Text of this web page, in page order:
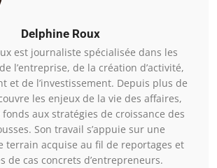
Delphine Roux
est journaliste spécialisée dans les
l’entreprise, de la création d’activité,
et de l’investissement. Depuis plus de
les enjeux de la vie des affaires,
fonds aux stratégies de croissance des
Son travail s’appuie sur une
terrain acquise au fil de reportages et
de cas concrets d’entrepreneurs.